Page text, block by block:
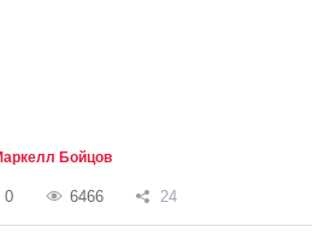
Бойцов
0 6466 24